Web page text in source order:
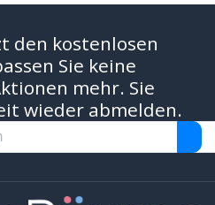
den kostenlosen
Sie keine
mehr. Sie
wieder abmelden.